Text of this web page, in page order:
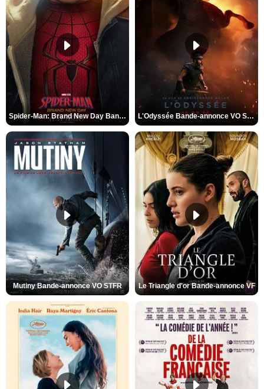
Spider-Man: Brand New Day Bande-annonce VO STFR L'Odyssée Bande-annonce VO STFR
Mutiny Bande-annonce VO STFR Le Triangle d'or Bande-annonce VF